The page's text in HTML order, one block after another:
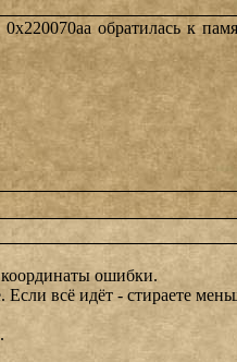
обратилась к
ошибки.
всё идёт - стираете